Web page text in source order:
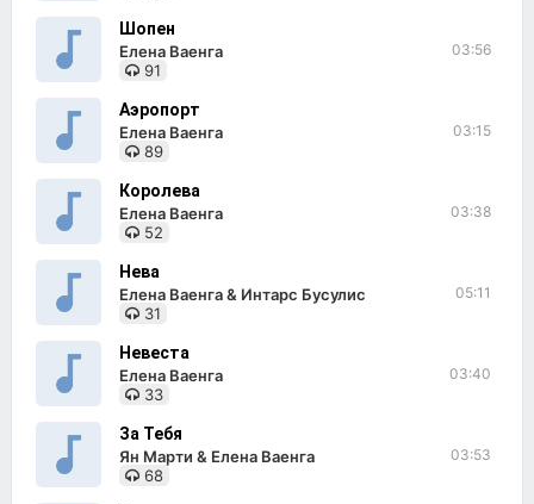
Шопен
Елена Ваенга
91
03:56
Аэропорт
Елена Ваенга
89
03:15
Королева
Елена Ваенга
52
03:38
Нева
Елена Ваенга & Интарс Бусулис
31
05:11
Невеста
Елена Ваенга
33
03:40
За Тебя
Ян Марти & Елена Ваенга
68
03:53